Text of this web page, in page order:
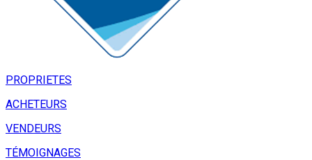
PROPRIETES
ACHETEURS
VENDEURS
TÉMOIGNAGES